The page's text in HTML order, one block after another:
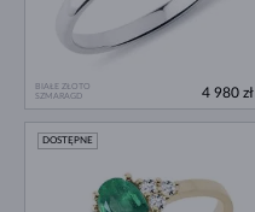
BIAŁE ZŁOTO
SZMARAGD
4 980 zł
DOSTĘPNE